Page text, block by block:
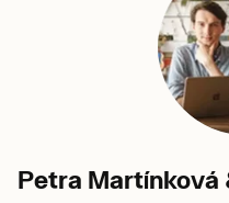
Petra Martínková